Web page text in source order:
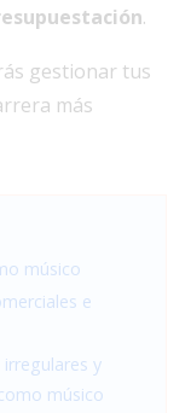
.
gestionar tus
más
músico
e
y
músico